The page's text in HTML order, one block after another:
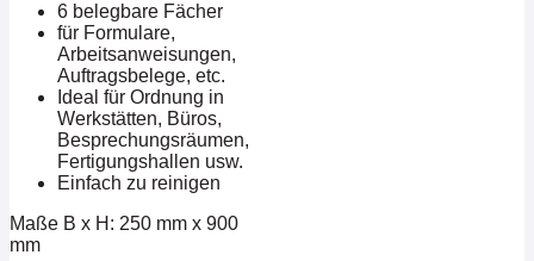
6 belegbare Fächer
für Formulare,
Arbeitsanweisungen,
Auftragsbelege, etc.
Ideal für Ordnung in
Werkstätten, Büros,
Besprechungsräumen,
Fertigungshallen usw.
Einfach zu reinigen
Maße B x H: 250 mm x 900
mm